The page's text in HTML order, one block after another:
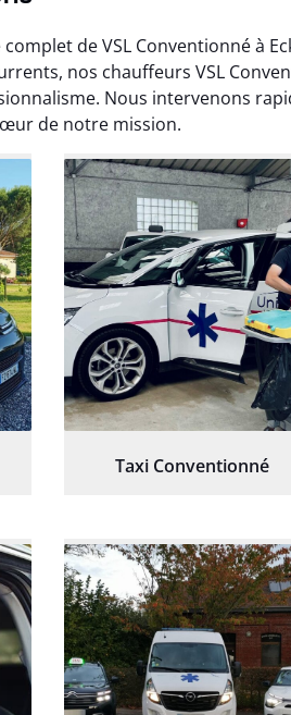
de VSL Conventionné à
nos chauffeurs VSL
Nous intervenons
de notre mission.
Taxi Conventionné
Arnaud Deschamps
30 janvier 2025
Très satisfait du transport,
tout s’est bien déroulé.
Chauffeur à l’écoute et
patient.